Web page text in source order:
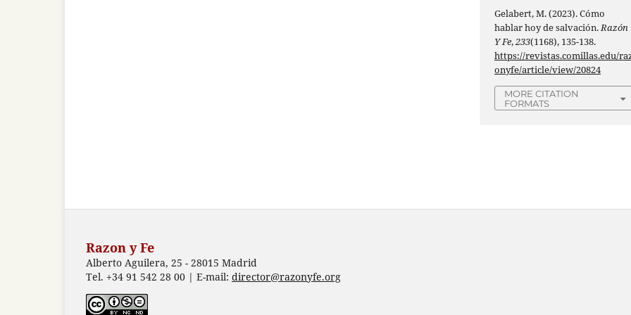
Gelabert, M. (2023). Cómo
hablar hoy de salvación.Razón
Y Fe,233(1168), 135-138.
https://revistas.comillas.edu/
onyfe/article/view/20824
MORE CITATION
FORMATS
Razon y Fe
Alberto Aguilera, 25 - 28015 Madrid
Tel. +34 91 542 28 00 | E-mail: director@razonyfe.org